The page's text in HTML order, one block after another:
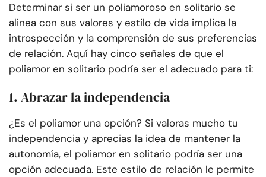
Determinar si ser un poliamoroso en solitario se
alinea con sus valores y estilo de vida implica la
introspección y la comprensión de sus preferencias
de relación. Aquí hay cinco señales de que el
poliamor en solitario podría ser el adecuado para ti:
1. Abrazar la independencia
¿Es el poliamor una opción? Si valoras mucho tu
independencia y aprecias la idea de mantener la
autonomía, el poliamor en solitario podría ser una
opción adecuada. Este estilo de relación le permite